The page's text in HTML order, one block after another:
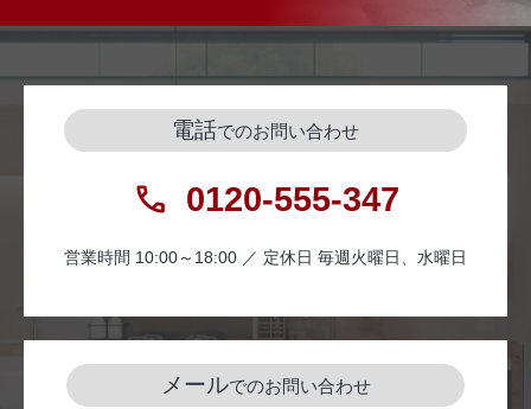
電話でのお問い合わせ
0120-555-347
営業時間 10:00～18:00 ／ 定休日 毎週火曜日、水曜日
メールでのお問い合わせ